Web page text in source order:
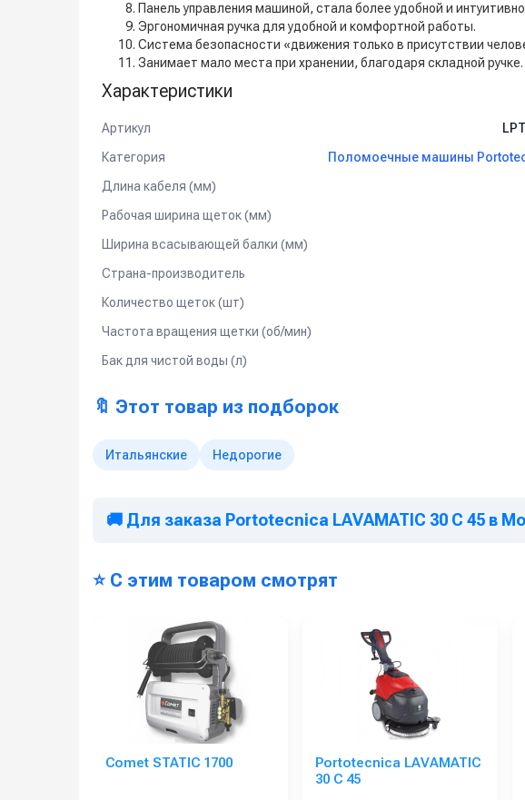
Панель управления машиной, стала более удобной и
Эргономичная ручка для удобной и комфортной работы.
Система безопасности «движения только в присутствии
Занимает мало места при хранении, благодаря складной ручке.
Характеристики
Артикул
Категория
Поломоечные машины
Длина кабеля (мм)
Рабочая ширина щеток (мм)
Ширина всасывающей балки (мм)
Страна-производитель
Количество щеток (шт)
Частота вращения щетки (об/мин)
Бак для чистой воды (л)
🔖 Этот товар из подборок
Итальянские Недорогие
🚚 Для заказа Portotecnica LAVAMATIC 30 C 45 в
⭐ С этим товаром смотрят
Comet STATIC 1700
Portotecnica LAVAMATIC
30 С 45